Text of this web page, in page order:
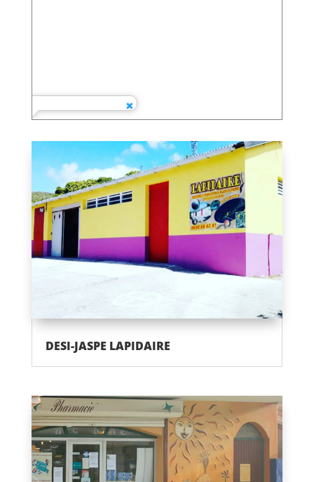
DESI-JASPE LAPIDAIRE